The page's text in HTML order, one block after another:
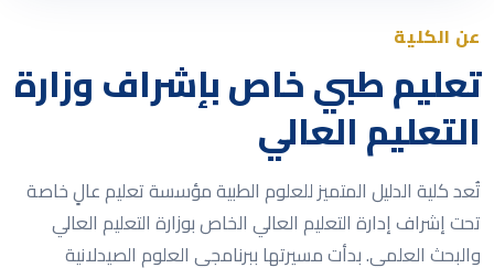
عن الكلية
تعليم طبي خاص بإشراف وزارة
التعليم العالي
تُعد كلية الدليل المتميز للعلوم الطبية مؤسسة تعليم عالٍ خاصة
تحت إشراف إدارة التعليم العالي الخاص بوزارة التعليم العالي
والبحث العلمي. بدأت مسيرتها ببرنامجي العلوم الصيدلانية